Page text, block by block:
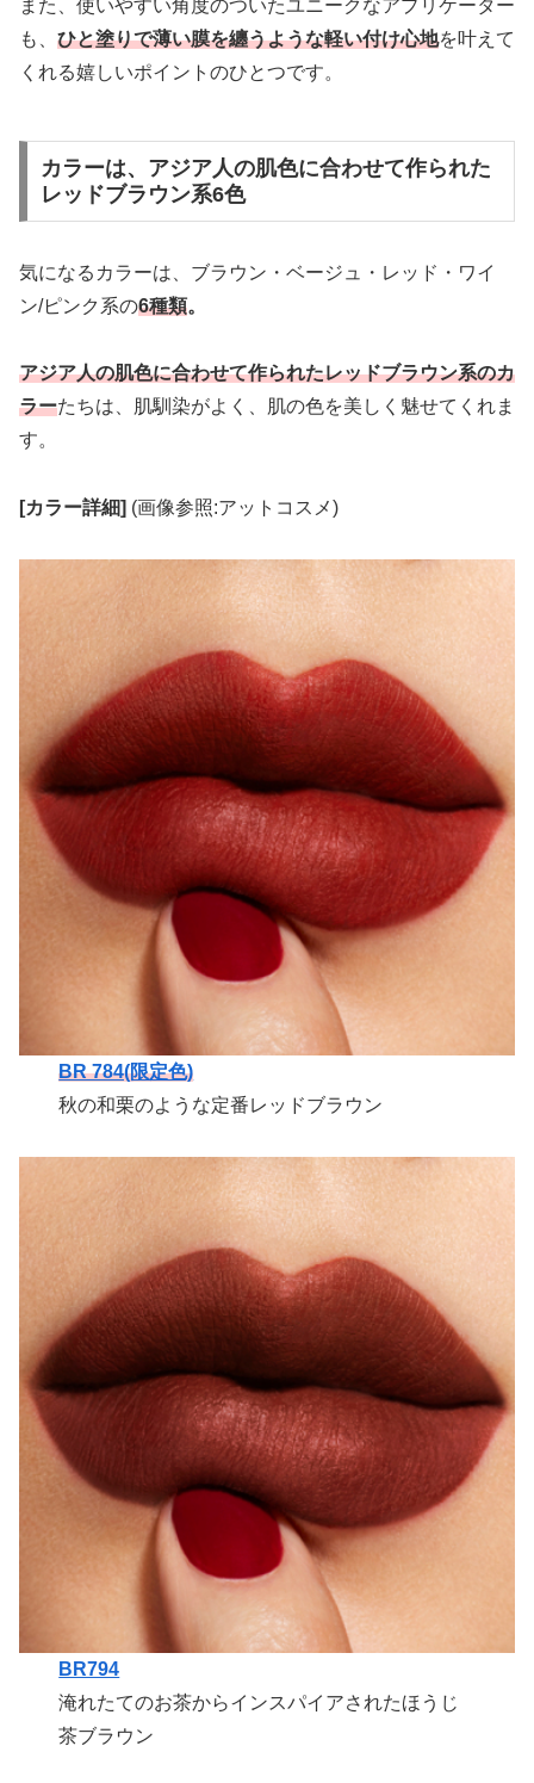
また、使いやすい角度のついたユニークなアプリケーター
も、 ひと塗りで薄い膜を纏うような軽い付け心地を叶えて
くれる嬉しいポイントのひとつです。
カラーは、アジア人の肌色に合わせて作られた
レッドブラウン系6色
気になるカラーは、ブラウン・ベージュ・レッド・ワイ
ン/ピンク系の6種類。
アジア人の肌色に合わせて作られたレッドブラウン系のカ
ラーたちは、肌馴染がよく、肌の色を美しく魅せてくれま
す。
[カラー詳細] (画像参照:アットコスメ)
BR 784(限定色)
秋の和栗のような定番レッドブラウン
BR794
淹れたてのお茶からインスパイアされたほうじ
茶ブラウン